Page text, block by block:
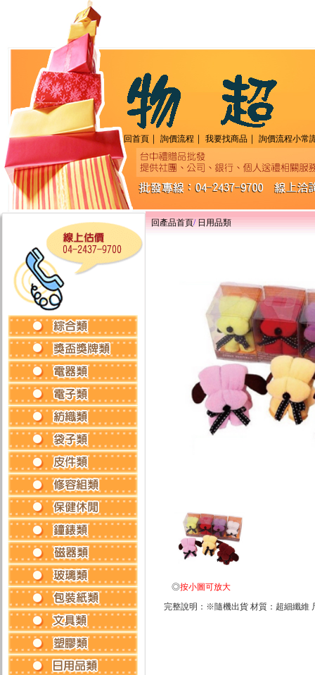
回首頁 ｜ 詢價流程 ｜ 我要找商品 ｜ 詢價流程小常
回產品首頁/日用品類
◎按小圖可放大
完整說明：※隨機出貨 材質：超細纖維